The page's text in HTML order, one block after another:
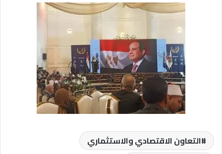
التعاون الاقتصادي والاستثماري